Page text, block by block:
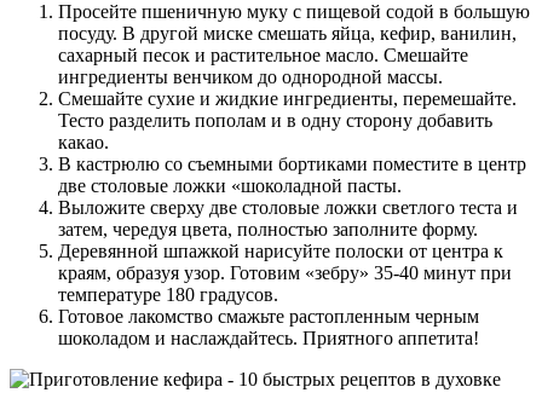
Просейте пшеничную муку с пищевой содой в большую
посуду. В другой миске смешать яйца, кефир, ванилин,
сахарный песок и растительное масло. Смешайте
ингредиенты венчиком до однородной массы.
Смешайте сухие и жидкие ингредиенты, перемешайте.
Тесто разделить пополам и в одну сторону добавить
какао.
В кастрюлю со съемными бортиками поместите в центр
две столовые ложки «шоколадной пасты.
Выложите сверху две столовые ложки светлого теста и
затем, чередуя цвета, полностью заполните форму.
Деревянной шпажкой нарисуйте полоски от центра к
краям, образуя узор. Готовим «зебру» 35-40 минут при
температуре 180 градусов.
Готовое лакомство смажьте растопленным черным
шоколадом и наслаждайтесь. Приятного аппетита!